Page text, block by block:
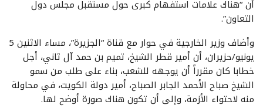
أن “هناك علامات استفهام كبرى حول مستقبل مجلس دول
التعاون”.
وأضاف وزير الخارجية في حوار مع قناة “الجزيرة”، مساء الاثنين 5
يونيو/حزيران، أن أمير قطر الشيخ، تميم بن حمد آل ثاني، أجل
خطابا كان مقرراً أن يوجهه للشعب، بناء على طلب من سمو
الشيخ صباح الأحمد الجابر الصباح، أمير دولة الكويت، في محاولة
منه لاحتواء الأزمة، وإلى أن تكون هناك صورة أوضح لها.